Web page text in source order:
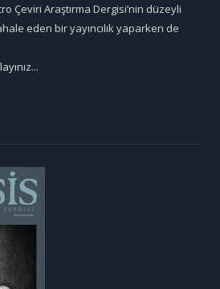
Çeviri Araştırma Dergisi’nin düzeyli
eden bir yayıncılık yaparken de